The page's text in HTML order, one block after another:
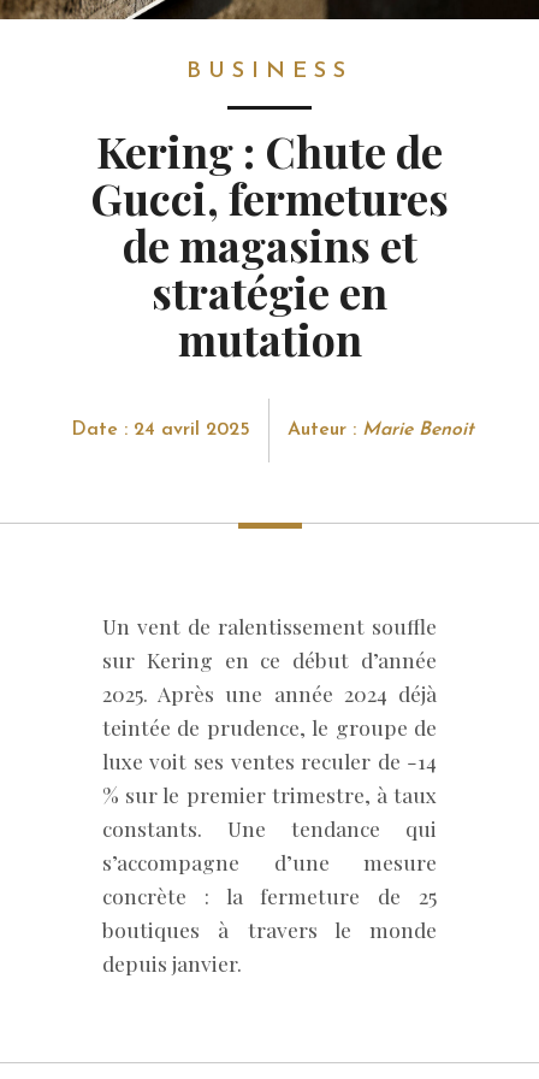
BUSINESS
Kering : Chute de
Gucci, fermetures
de magasins et
stratégie en
mutation
Date : 24 avril 2025 Auteur : Marie Benoit
Un vent de ralentissement souffle
sur Kering en ce début d’année
2025. Après une année 2024 déjà
teintée de prudence, le groupe de
luxe voit ses ventes reculer de -14
% sur le premier trimestre, à taux
constants. Une tendance qui
s’accompagne d’une mesure
concrète : la fermeture de 25
boutiques à travers le monde
depuis janvier.